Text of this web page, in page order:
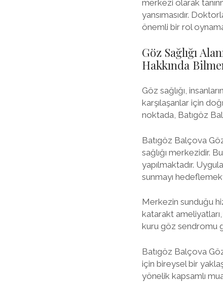
merkezi olarak
yansımasıdır.
önemli bir rol
Göz Sağlığı
Hakkında
Göz sağlığı,
karşılaşanlar için
noktada, Batıgöz
Batıgöz Balçova
sağlığı merkezidir.
yapılmaktadır.
sunmayı
Merkezin sunduğu
katarakt
kuru göz sendromu
Batıgöz Balçova
için bireysel bir
yönelik kapsamlı